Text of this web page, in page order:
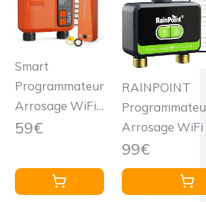
Smart
Programmateur
Arrosage WiFi
2 Voies,300
RF,Couverture
59€
RAINPOINT
Arrosage WiFi
Sorties,
en Laiton,
d'arrosage
99€